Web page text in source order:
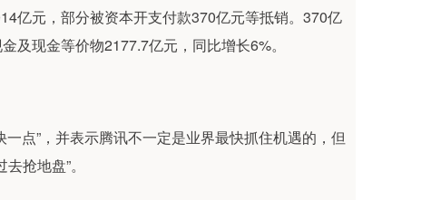
亿元，部分被资本开支付款370亿元等抵销。370亿
及现金等价物2177.7亿元，同比增长6%。
点”，并表示腾讯不一定是业界最快抓住机遇的，但
抢地盘”。